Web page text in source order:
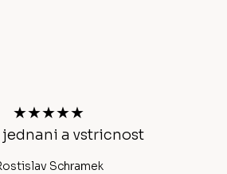
★★★★★
jednani a vstricnost
Schramek